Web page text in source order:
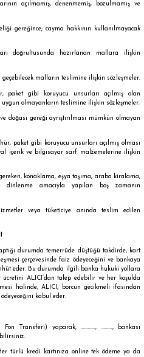
açılmamış, denenmemiş, bozulmamış ve
gereğince; cayma hakkının kullanılmayacak
doğrultusunda hazırlanan mallara ilişkin
malların teslimine ilişkin sözleşmeler.
paket gibi koruyucu unsurları açılmış olan
olmayanların teslimine ilişkin sözleşmeler.
doğası gereği ayrıştırılması mümkün olmayan
paket gibi koruyucu unsurları açılmış olması
içerik ve bilgisayar sarf malzemelerine ilişkin
konaklama, eşya taşıma, araba kiralama,
dinlenme amacıyla yapılan boş zamanın
veya tüketiciye anında teslim edilen
durumda temerrüde düştüğü takdirde, kart
çerçevesinde faiz ödeyeceğini ve bankaya
eder. Bu durumda ilgili banka hukuki yollara
ALICI’dan talep edebilir ve her koşulda
halinde, ALICI, borcun gecikmeli ifasından
ödeyeceğini kabul eder.
Transferi) yaparak, ............, ........., bankası
türlü kredi kartınıza online tek ödeme ya da